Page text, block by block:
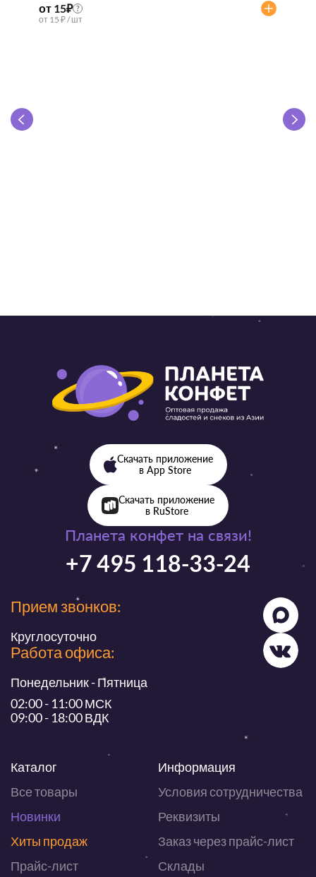
от 15₽ ?
от 15 ₽ / шт
Планета конфет на связи!
+7 495 118-33-24
Прием звонков:
Круглосуточно
Работа офиса:
Понедельник - Пятница
02:00 - 11:00 МСК
09:00 - 18:00 ВДК
Каталог
Все товары
Новинки
Хиты продаж
Прайс-лист
Информация
Условия сотрудничества
Реквизиты
Заказ через прайс-лист
Склады
Скачать приложение
в App Store
Скачать приложение
в RuStore